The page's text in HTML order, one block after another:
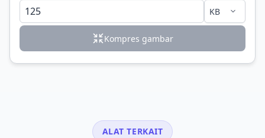
Kompres gambar
ALAT TERKAIT